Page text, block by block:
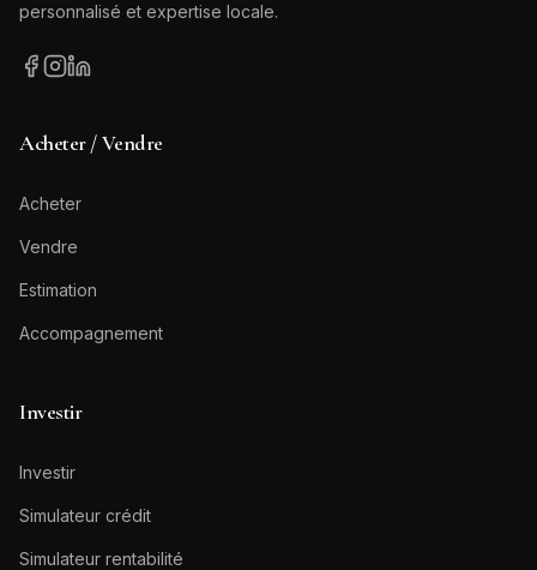
personnalisé et expertise locale.
Acheter / Vendre
Acheter
Vendre
Estimation
Accompagnement
Investir
Investir
Simulateur crédit
Simulateur rentabilité